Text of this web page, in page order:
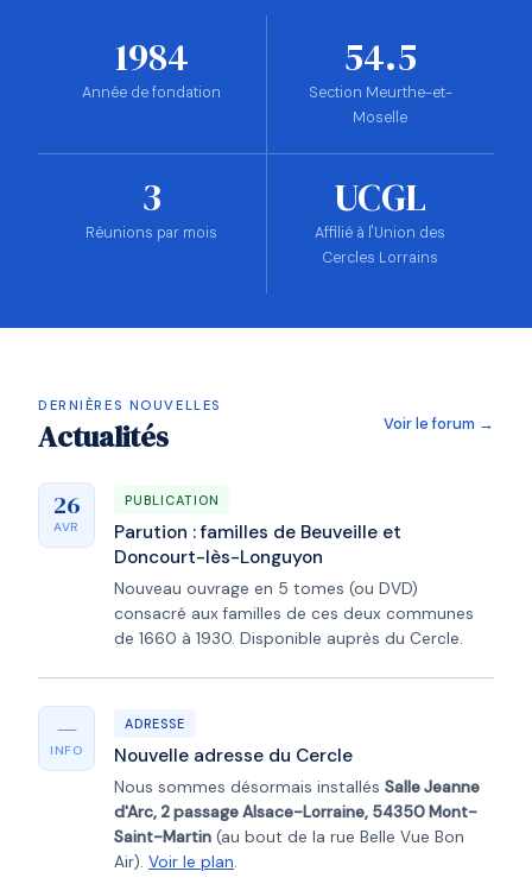
1984
Année de fondation
54.5
Section Meurthe-et-
Moselle
3
Réunions par mois
UCGL
Affilié à l'Union des
Cercles Lorrains
DERNIÈRES NOUVELLES
Actualités Voir le forum →
26
AVR
PUBLICATION
Parution : familles de Beuveille et
Doncourt-lès-Longuyon
Nouveau ouvrage en 5 tomes (ou DVD)
consacré aux familles de ces deux communes
de 1660 à 1930. Disponible auprès du Cercle.
—
INFO
ADRESSE
Nouvelle adresse du Cercle
Nous sommes désormais installés Salle Jeanne
d'Arc, 2 passage Alsace-Lorraine, 54350 Mont-
Saint-Martin (au bout de la rue Belle Vue Bon
Air). Voir le plan.